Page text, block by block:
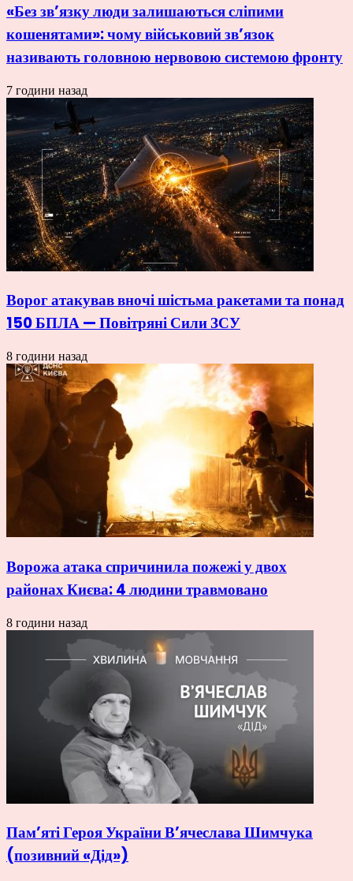
«Без зв’язку люди залишаються сліпими
кошенятами»: чому військовий зв’язок
називають головною нервовою системою фронту
7 години назад
Ворог атакував вночі шістьма ракетами та понад
150 БПЛА — Повітряні Сили ЗСУ
8 години назад
Ворожа атака спричинила пожежі у двох
районах Києва: 4 людини травмовано
8 години назад
Пам’яті Героя України В’ячеслава Шимчука
(позивний «Дід»)